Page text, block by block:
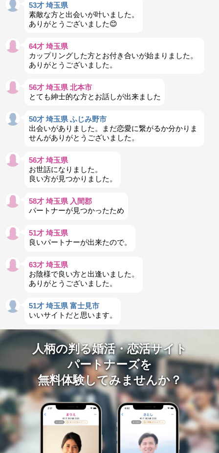
53才 埼玉県
素敵な方と出会いが叶いました。
ありがとうございました😊
64才 埼玉県
カップリングした方とお付き合いが始まりました。
ありがとうございました。
56才 埼玉県 北本市
とても紳士的な方とお話しが出来ました
50才 埼玉県 ふじみ野市
出会いがありました。まだ恋愛に繋がるか分かりま
せんがありがとうございました。
56才 埼玉県
お世話になりました。
良い方が見つかりました。
58才 埼玉県 入間郡
パートナーが見つかったため
51才 埼玉県
良いパートナーが出来たので。
63才 埼玉県
お陰様で良い方と出逢いました。
ありがとうございました。
51才 埼玉県 富士見市
いいサイトだと思います。
人柄の判る婚活・恋活サイト
パートナーズを
無料体験してみませんか？